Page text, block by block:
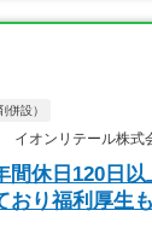
併設）
イオンリテール株式
間休日120日
おり福利厚生